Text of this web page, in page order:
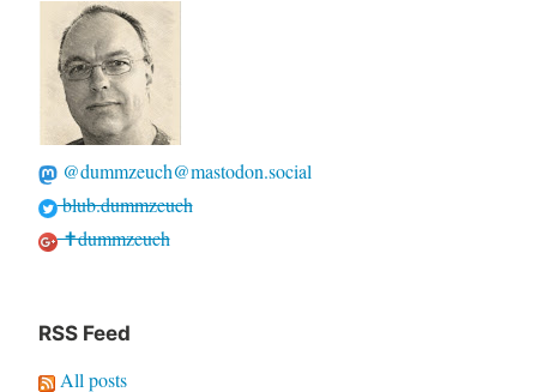
@dummzeuch@mastodon.social
blub.dummzeuch
✝dummzeuch
RSS Feed
All posts